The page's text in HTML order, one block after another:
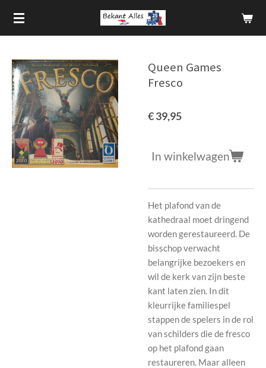
Ga
direct
hoofdinhoud
Queen Games
Fresco
€ 39,95
In winkelwagen
Het plafond van de
kathedraal moet dringend
worden gerestaureerd. De
bisschop verwacht
belangrijke bezoekers en
wil de kerk van zijn beste
kant laten zien. In dit
kleurrijke familiespel
stappen de spelers in de rol
van schilders die de fresco
op het plafond gaan
restaureren. Maar alleen